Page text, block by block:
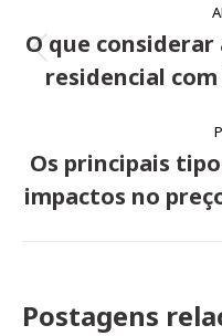
de
post:
O que
residencial
Os principais
impactos no
Postagens